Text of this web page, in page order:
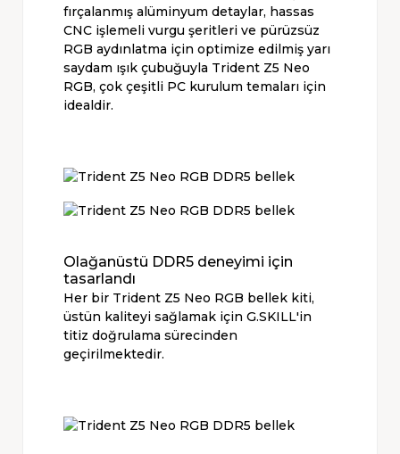
fırçalanmış alüminyum detaylar, hassas
CNC işlemeli vurgu şeritleri ve pürüzsüz
RGB aydınlatma için optimize edilmiş yarı
saydam ışık çubuğuyla Trident Z5 Neo
RGB, çok çeşitli PC kurulum temaları için
idealdir.
Olağanüstü DDR5 deneyimi için
tasarlandı
Her bir Trident Z5 Neo RGB bellek kiti,
üstün kaliteyi sağlamak için G.SKILL'in
titiz doğrulama sürecinden
geçirilmektedir.